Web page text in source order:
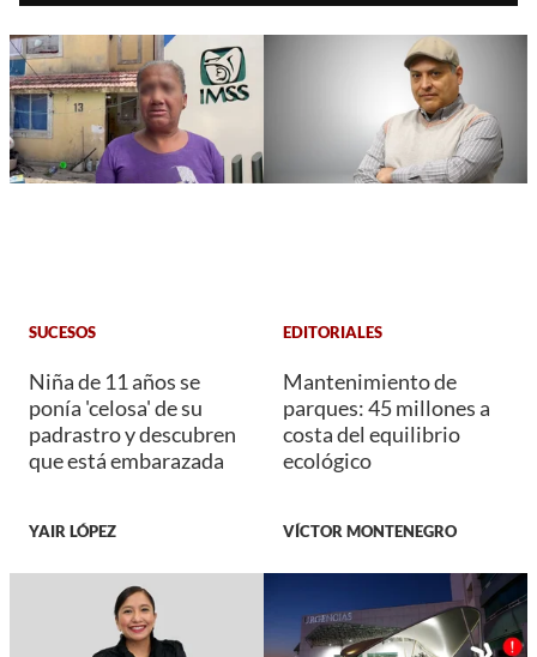
SUCESOS
Niña de 11 años se
ponía 'celosa' de su
padrastro y descubren
que está embarazada
YAIR LÓPEZ
EDITORIALES
Mantenimiento de
parques: 45 millones a
costa del equilibrio
ecológico
VÍCTOR MONTENEGRO